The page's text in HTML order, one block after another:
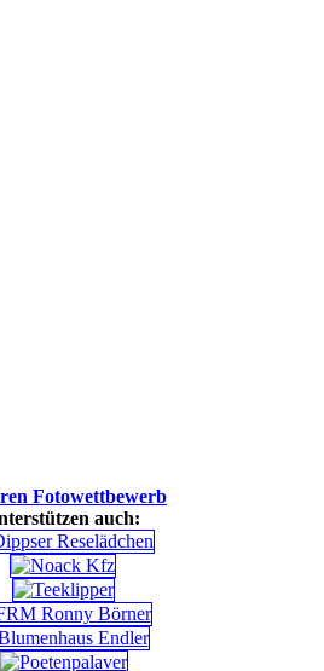
Fotowettbewerb
auch: